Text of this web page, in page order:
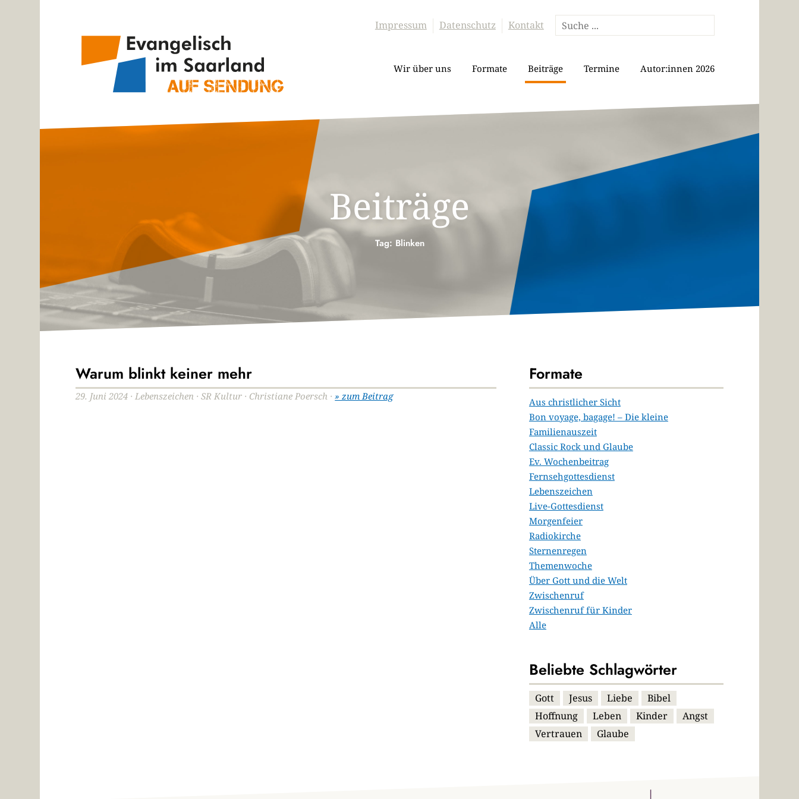
Impressum Datenschutz Kontakt
Wir über uns Formate Beiträge Termine Autor:innen 2026
Beiträge
Tag: Blinken
Warum blinkt keiner mehr
29. Juni 2024 · Lebenszeichen · SR Kultur · Christiane Poersch ·» zum Beitrag
Formate
Aus christlicher Sicht
Bon voyage, bagage! – Die kleine
Familienauszeit
Classic Rock und Glaube
Ev. Wochenbeitrag
Fernsehgottesdienst
Lebenszeichen
Live-Gottesdienst
Morgenfeier
Radiokirche
Sternenregen
Themenwoche
Über Gott und die Welt
Zwischenruf
Zwischenruf für Kinder
Alle
Beliebte Schlagwörter
Gott Jesus Liebe
Bibel
Hoffnung
Leben Kinder
Angst
Vertrauen
Glaube